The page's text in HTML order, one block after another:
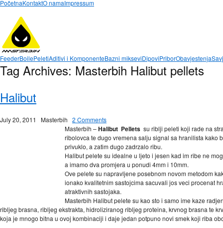
PočetnaKontaktO namaImpressum
FeederBoilePeletiAditivi i KomponenteBazni mikseviDipoviPriborObavjestenja
Tag Archives: Masterbih Halibut pellets
Halibut
July 20, 2011 Masterbih 2 Comments
Masterbih –Halibut Pellets su riblji peleti koji rade na
ribolovca te dugo vremena salju signal sa hranilista kako
privuklo, a zatim dugo zadrzalo ribu.
Halibut pelete su idealne u ljeto i jesen kad im ribe ne
a imamo dva promjera u ponudi 4mm i 10mm.
Ove pelete su napravljene posebnom novom metodom
ionako kvalitetnim sastojcima sacuvali jos veci procenat
atraktivnih sastojaka.
Masterbih Halibut pelete su kao sto i samo ime kaze
ribljeg brasna, ribljeg ekstrakta, hidroliziranog ribljeg proteina, krvnog brasna te
koja je mnogo bitna u ovoj kombinaciji i daje jedan potpuno novi smek koji riba